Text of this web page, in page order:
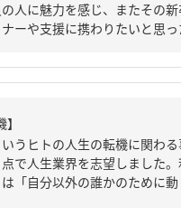
人に魅力を感じ、またその
ーや支援に携わりたいと思っ
うヒトの人生の転機に関わ
で人生業界を志望しました。
「自分以外の誰かのために